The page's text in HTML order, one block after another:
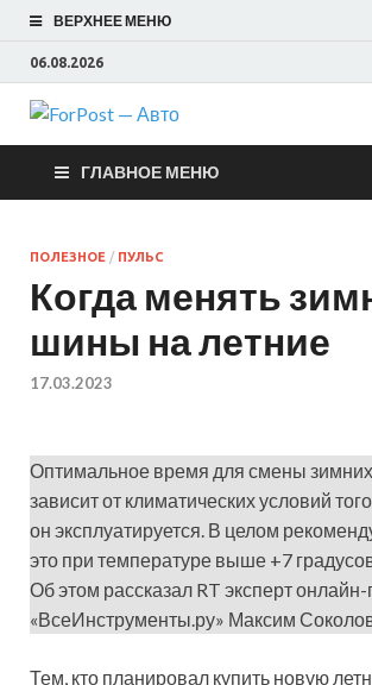
ВЕРХНЕЕ МЕНЮ
06.08.2026
Авто
ГЛАВНОЕ МЕНЮ
ПОЛЕЗНОЕ / ПУЛЬС
Когда менять
шины на летние
17.03.2023
Оптимальное время для смены
зависит от климатических условий
он эксплуатируется. В целом
это при температуре выше +7
Об этом рассказал RT эксперт
«ВсеИнструменты.ру» Максим
Тем, кто планировал купить новую